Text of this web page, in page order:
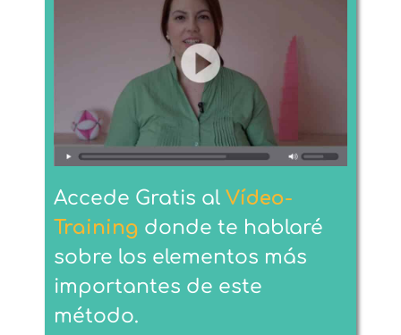
Accede Gratis al Vídeo-
Training donde te hablaré
sobre los elementos más
importantes de este
método.